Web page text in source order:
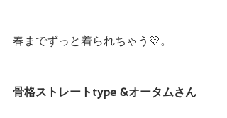
春までずっと着られちゃう💛。
骨格ストレートtype &オータムさん